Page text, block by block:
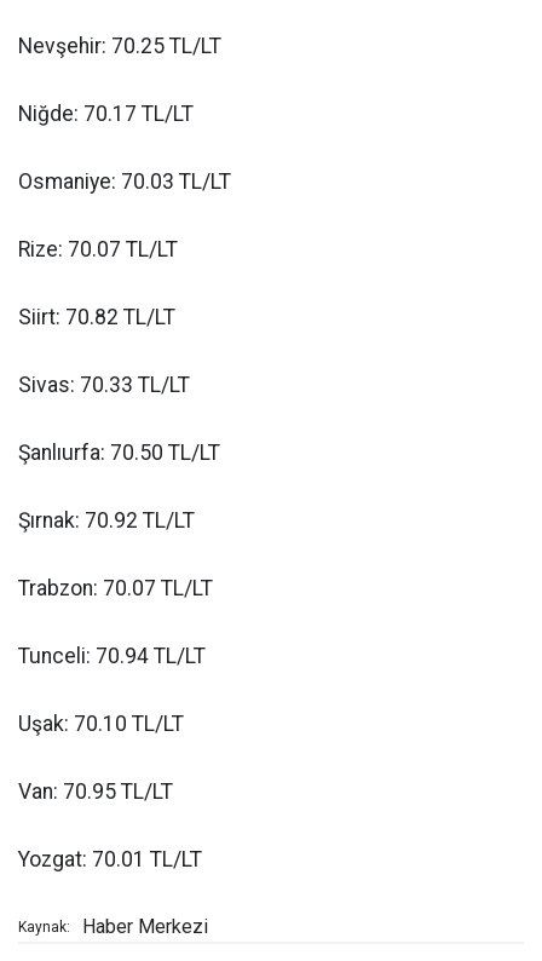
Nevşehir: 70.25 TL/LT
Niğde: 70.17 TL/LT
Osmaniye: 70.03 TL/LT
Rize: 70.07 TL/LT
Siirt: 70.82 TL/LT
Sivas: 70.33 TL/LT
Şanlıurfa: 70.50 TL/LT
Şırnak: 70.92 TL/LT
Trabzon: 70.07 TL/LT
Tunceli: 70.94 TL/LT
Uşak: 70.10 TL/LT
Van: 70.95 TL/LT
Yozgat: 70.01 TL/LT
Kaynak: Haber Merkezi